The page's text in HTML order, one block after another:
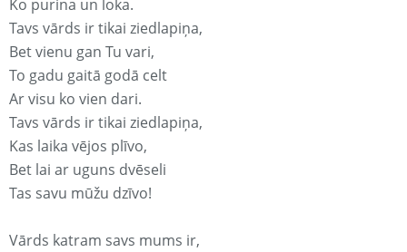
Ko purina un loka.
Tavs vārds ir tikai ziedlapiņa,
Bet vienu gan Tu vari,
To gadu gaitā godā celt
Ar visu ko vien dari.
Tavs vārds ir tikai ziedlapiņa,
Kas laika vējos plīvo,
Bet lai ar uguns dvēseli
Tas savu mūžu dzīvo!
Vārds katram savs mums ir,